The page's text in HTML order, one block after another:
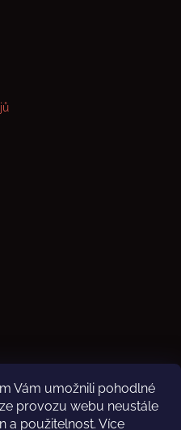
Vám umožnili pohodlné
provozu webu neustále
a použitelnost. Více